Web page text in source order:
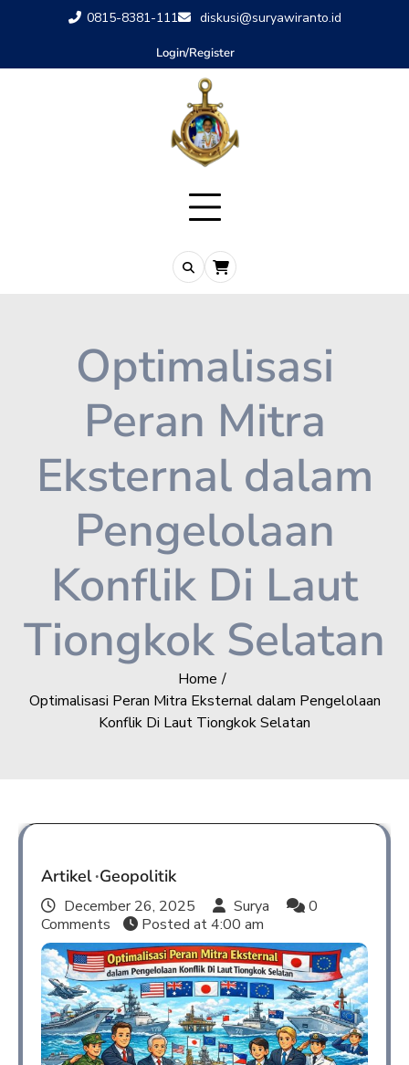
0815-8381-111 diskusi@suryawiranto.id
Login/Register
Optimalisasi
Peran Mitra
Eksternal dalam
Pengelolaan
Konflik Di Laut
Tiongkok Selatan
Home
Optimalisasi Peran Mitra Eksternal dalam Pengelolaan
Konflik Di Laut Tiongkok Selatan
Artikel Geopolitik
December 26, 2025 Surya
0
Comments
Posted at4:00 am